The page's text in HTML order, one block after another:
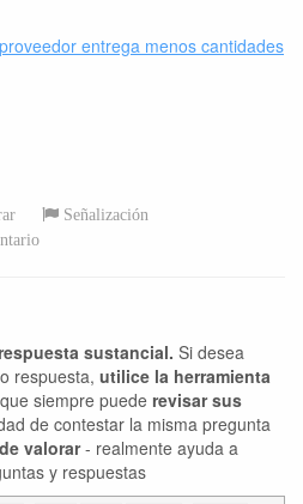
entrega menos cantidades
Señalización
sustancial. Si desea
respuesta, utilice la herramienta
siempre puede revisar sus
de contestar la misma pregunta
valorar- realmente ayuda a
y respuestas